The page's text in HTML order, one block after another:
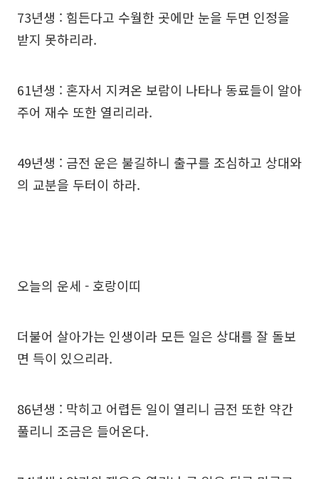
73년생 : 힘든다고 수월한 곳에만 눈을 두면 인정을
받지 못하리라.
61년생 : 혼자서 지켜온 보람이 나타나 동료들이 알아
주어 재수 또한 열리리라.
49년생 : 금전 운은 불길하니 출구를 조심하고 상대와
의 교분을 두터이 하라.
오늘의 운세 - 호랑이띠
더불어 살아가는 인생이라 모든 일은 상대를 잘 돌보
면 득이 있으리라.
86년생 : 막히고 어렵든 일이 열리니 금전 또한 약간
풀리니 조금은 들어온다.